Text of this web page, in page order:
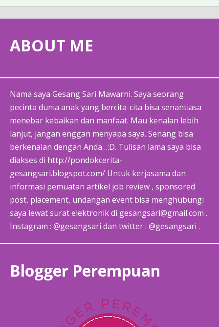
ABOUT ME
Nama saya Gesang Sari Mawarni. Saya seorang
pecinta dunia anak yang bercita-cita bisa senantiasa
menebar kebaikan dan manfaat. Mau kenalan lebih
lanjut, jangan enggan menyapa saya. Senang bisa
berkenalan dengan Anda…:D. Tulisan lama saya bisa
diakses di http://pondokcerita-
gesangsari.blogspot.com/ Untuk kerjasama dan
informasi pemuatan artikel job review , sponsored
post, placement, undangan event bisa menghubungi
saya lewat surat elektronik di gesangsari@gmail.com .
Instagram : @gesangsari dan twitter : @gesangsari .
Blogger Perempuan